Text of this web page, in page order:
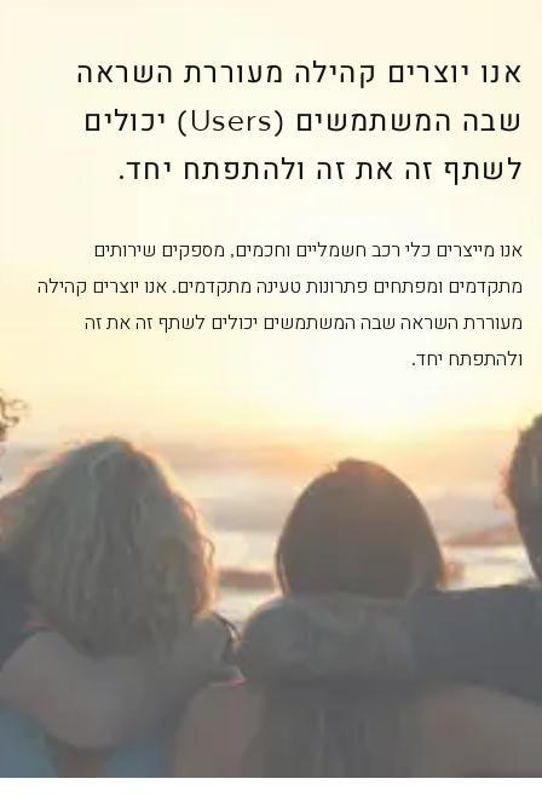
אנו יוצרים קהילה מעוררת השראה
שבה המשתמשים (Users) יכולים
לשתף זה את זה ולהתפתח יחד.
אנו מייצרים כלי רכב חשמליים וחכמים, מספקים שירותים
מתקדמים ומפתחים פתרונות טעינה מתקדמים. אנו יוצרים קהילה
מעוררת השראה שבה המשתמשים יכולים לשתף זה את זה
ולהתפתח יחד.